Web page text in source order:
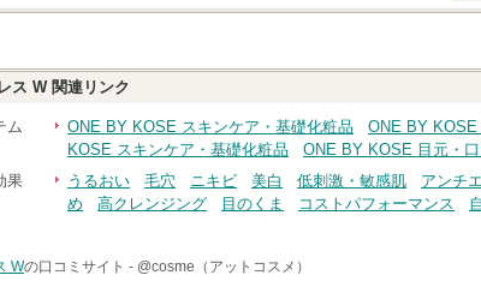
ります
ス W関連リンク
ム ONE BY KOSE スキンケア・基礎化粧品 ONE BY KOSE
KOSE スキンケア・基礎化粧品
ONE BY KOSE 目元・
果
うるおい 毛穴 ニキビ 美白 低刺激・敏感肌 アンチ
め
高クレンジング 目のくま コストパフォーマンス
Wの口コミサイト - @cosme（アットコスメ）